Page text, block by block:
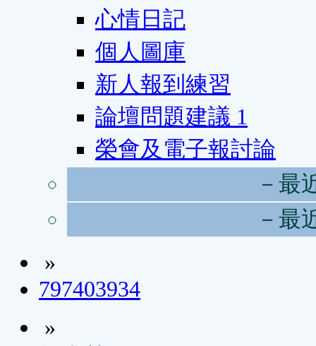
心情日記
個人圖庫
新人報到練習
論壇問題建議 1
榮會及電子報討論
－最
－最
»
797403934
»